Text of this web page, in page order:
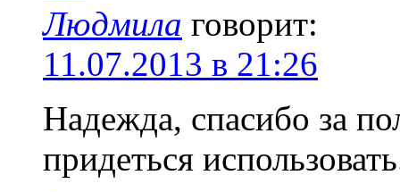
Людмила говорит:
11.07.2013 в 21:26
Надежда, спасибо за
придеться